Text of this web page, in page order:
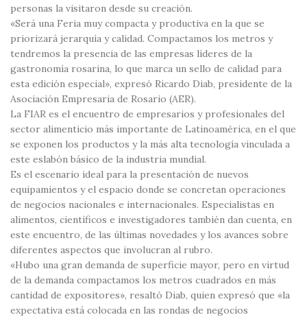
personas la visitaron desde su creación.
«Será una Feria muy compacta y productiva en la que se
priorizará jerarquía y calidad. Compactamos los metros y
tendremos la presencia de las empresas líderes de la
gastronomía rosarina, lo que marca un sello de calidad para
esta edición especial», expresó Ricardo Diab, presidente de la
Asociación Empresaria de Rosario (AER).
La FIAR es el encuentro de empresarios y profesionales del
sector alimenticio más importante de Latinoamérica, en el que
se exponen los productos y la más alta tecnología vinculada a
este eslabón básico de la industria mundial.
Es el escenario ideal para la presentación de nuevos
equipamientos y el espacio donde se concretan operaciones
de negocios nacionales e internacionales. Especialistas en
alimentos, científicos e investigadores también dan cuenta, en
este encuentro, de las últimas novedades y los avances sobre
diferentes aspectos que involucran al rubro.
«Hubo una gran demanda de superficie mayor, pero en virtud
de la demanda compactamos los metros cuadrados en más
cantidad de expositores», resaltó Diab, quien expresó que «la
expectativa está colocada en las rondas de negocios